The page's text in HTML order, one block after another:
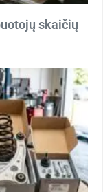
skaičių